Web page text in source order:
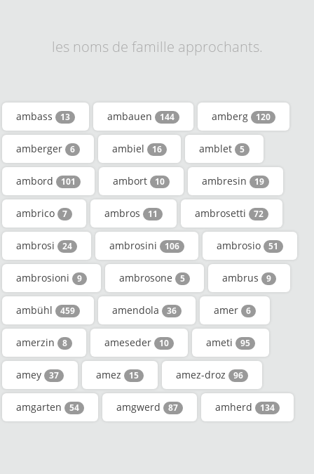
les noms de famille approchants.
ambass 13 ambauen 144 amberg 120
amberger 6 ambiel 16 amblet 5
ambord 101 ambort 10 ambresin 19
ambrico 7 ambros 11 ambrosetti 72
ambrosi 24 ambrosini 106 ambrosio 51
ambrosioni 9 ambrosone 5 ambrus 9
ambühl 459 amendola 36 amer 6
amerzin 8 ameseder 10 ameti 95
amey 37 amez 15 amez-droz 96
amgarten 54 amgwerd 87 amherd 134